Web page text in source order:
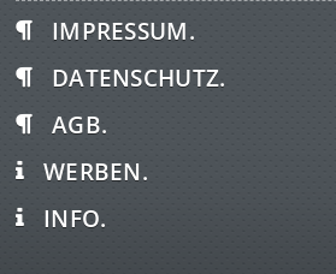
IMPRESSUM.
DATENSCHUTZ.
AGB.
WERBEN.
INFO.